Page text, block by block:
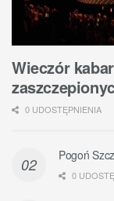
Wieczór
0 UDOSTĘPNIENIA
Pogoń
0